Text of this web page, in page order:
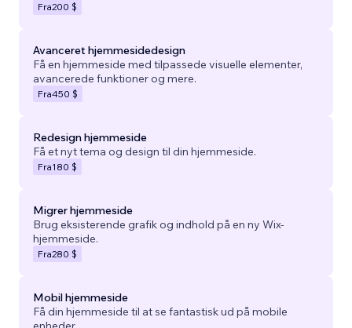
Fra200 $
Avanceret hjemmesidedesign
Få en hjemmeside med tilpassede visuelle elementer,
avancerede funktioner og mere.
Fra450 $
Redesign hjemmeside
Få et nyt tema og design til din hjemmeside.
Fra180 $
Migrer hjemmeside
Brug eksisterende grafik og indhold på en ny Wix-
hjemmeside.
Fra280 $
Mobil hjemmeside
Få din hjemmeside til at se fantastisk ud på mobile